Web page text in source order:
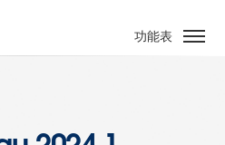
功能表